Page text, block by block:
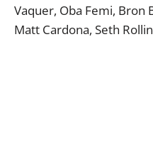
Vaquer, Oba Femi, Bron
Matt Cardona, Seth